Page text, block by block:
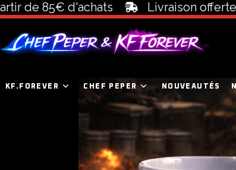
85€ d'achats Livraison offerte
KF.FOREVER CHEF PEPER NOUVEAUTÉS